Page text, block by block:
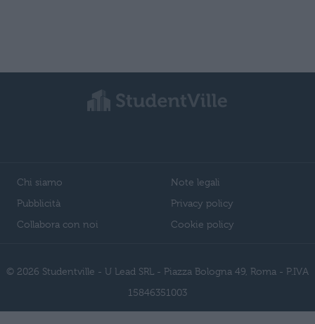
Chi siamo
Pubblicità
Collabora con noi
Note legali
Privacy policy
Cookie policy
© 2026 Studentville - U Lead SRL - Piazza Bologna 49, Roma - P.IVA
15846351003